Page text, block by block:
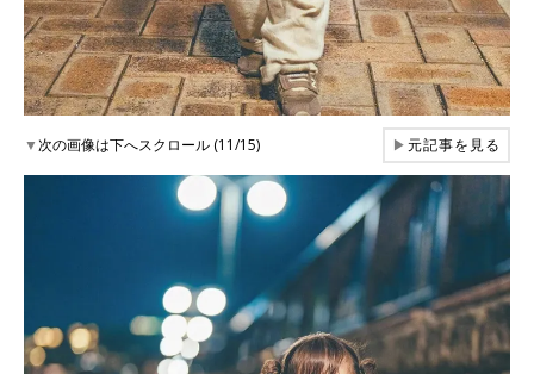
▼次の画像は下へスクロール (11/15) ▶元記事を見る